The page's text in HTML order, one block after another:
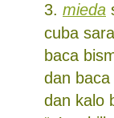
mieda
cuba
baca
dan
dan kalo